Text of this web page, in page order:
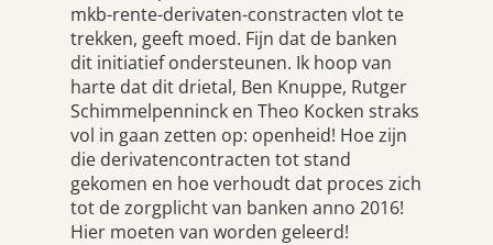
mkb-rente-derivaten-constracten vlot te
trekken, geeft moed. Fijn dat de banken
dit initiatief ondersteunen. Ik hoop van
harte dat dit drietal, Ben Knuppe, Rutger
Schimmelpenninck en Theo Kocken straks
vol in gaan zetten op: openheid! Hoe zijn
die derivatencontracten tot stand
gekomen en hoe verhoudt dat proces zich
tot de zorgplicht van banken anno 2016!
Hier moeten van worden geleerd!